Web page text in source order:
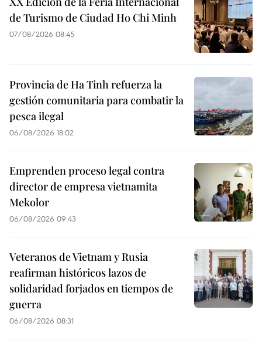
de Turismo de Ciudad Ho Chi Minh
07/08/2026 08:45
Provincia de Ha Tinh refuerza la
gestión comunitaria para combatir la
pesca ilegal
06/08/2026 18:02
Emprenden proceso legal contra
director de empresa vietnamita
Mekolor
06/08/2026 09:43
Veteranos de Vietnam y Rusia
reafirman históricos lazos de
solidaridad forjados en tiempos de
guerra
06/08/2026 08:31